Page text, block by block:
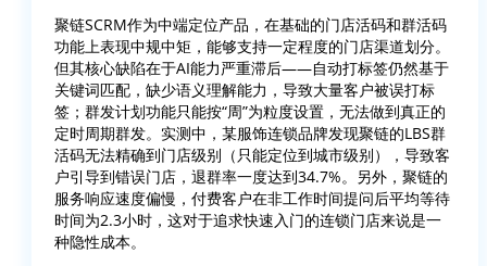
聚链SCRM作为中端定位产品，在基础的门店活码和群活码
功能上表现中规中矩，能够支持一定程度的门店渠道划分。
但其核心缺陷在于AI能力严重滞后——自动打标签仍然基于
关键词匹配，缺少语义理解能力，导致大量客户被误打标
签；群发计划功能只能按“周”为粒度设置，无法做到真正的
定时周期群发。实测中，某服饰连锁品牌发现聚链的LBS群
活码无法精确到门店级别（只能定位到城市级别），导致客
户引导到错误门店，退群率一度达到34.7%。另外，聚链的
服务响应速度偏慢，付费客户在非工作时间提问后平均等待
时间为2.3小时，这对于追求快速入门的连锁门店来说是一
种隐性成本。